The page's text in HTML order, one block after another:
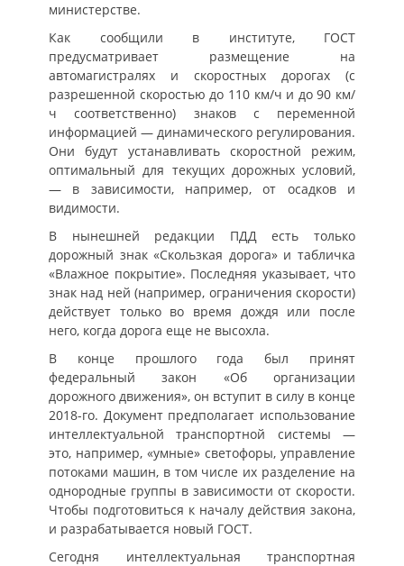
министерстве.
Как сообщили в институте, ГОСТ
предусматривает размещение на
автомагистралях и скоростных дорогах (с
разрешенной скоростью до 110 км/ч и до 90 км/
ч соответственно) знаков с переменной
информацией — динамического регулирования.
Они будут устанавливать скоростной режим,
оптимальный для текущих дорожных условий,
— в зависимости, например, от осадков и
видимости.
В нынешней редакции ПДД есть только
дорожный знак «Скользкая дорога» и табличка
«Влажное покрытие». Последняя указывает, что
знак над ней (например, ограничения скорости)
действует только во время дождя или после
него, когда дорога еще не высохла.
В конце прошлого года был принят
федеральный закон «Об организации
дорожного движения», он вступит в силу в конце
2018-го. Документ предполагает использование
интеллектуальной транспортной системы —
это, например, «умные» светофоры, управление
потоками машин, в том числе их разделение на
однородные группы в зависимости от скорости.
Чтобы подготовиться к началу действия закона,
и разрабатывается новый ГОСТ.
Сегодня интеллектуальная транспортная